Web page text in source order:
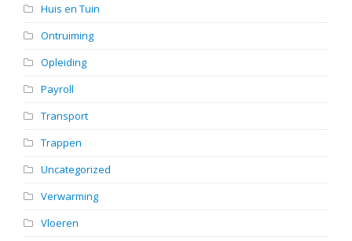
Huis en Tuin
Ontruiming
Opleiding
Payroll
Transport
Trappen
Uncategorized
Verwarming
Vloeren